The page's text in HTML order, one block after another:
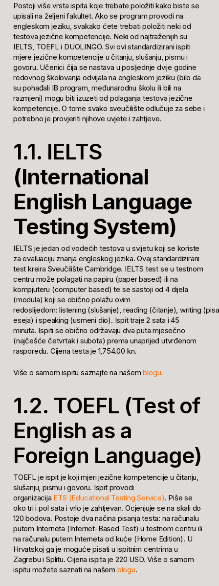
Postoji više vrsta ispita koje trebate položiti kako biste se
upisali na željeni fakultet. Ako se program provodi na
engleskom jeziku, svakako ćete trebati položiti neki od
testova jezične kompetencije. Neki od najtraženijih su
IELTS, TOEFL i DUOLINGO. Svi ovi standardizirani ispiti
mjere jezične kompetencije u čitanju, slušanju, pismu i
govoru. Učenici čija se nastava u posljednje dvije godine
redovnog školovanja odvijala na engleskom jeziku (bilo da
su pohađali IB program, međunarodnu školu ili bili na
razmjeni) mogu biti izuzeti od polaganja testova jezične
kompetencije. O tome svako sveučilište odlučuje za sebe i
potrebno je provjeriti njihove uvjete i zahtjeve.
1.1. IELTS
(International
English Language
Testing System)
IELTS je jedan od vodećih testova u svijetu koji se koriste
za evaluaciju znanja engleskog jezika. Ovaj standardizirani
test kreira Sveučilište Cambridge. IELTS test se u testnom
centru može polagati na papiru (paper based) ili na
kompjuteru (computer based) te se sastoji od 4 dijela
(modula) koji se obično polažu ovim
redoslijedom:listening (slušanje), reading (čitanje), writing
eseja) ispeaking (usmeni dio). Ispit traje 2 sata i 45
minuta. Ispiti se obično održavaju dva puta mjesečno
(najčešće četvrtak i subota) prema unaprijed utvrđenom
rasporedu. Cijena testa je 1,754.00 kn.
Više o samom ispitu saznajte na našemblogu.
1.2. TOEFL (Test of
English as a
Foreign Language)
TOEFL je ispit je koji mjeri jezične kompetencije u čitanju,
slušanju, pismu i govoru. Ispit provodi
organizacija ETS (Educational Testing Service). Piše se
oko tri i pol sata i vrlo je zahtjevan. Ocjenjuje se na skali do
120 bodova. Postoje dva načina pisanja testa: na računalu
putem Interneta (Internet-Based Test) u testnom centru ili
na računalu putem Interneta od kuće (Home Edition). U
Hrvatskoj ga je moguće pisati u ispitnim centrima u
Zagrebu i Splitu. Cijena ispita je 220 USD. Više o samom
ispitu možete saznati na našem blogu.